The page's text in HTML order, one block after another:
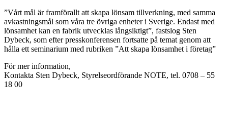
”Vårt mål är framförallt att skapa lönsam tillverkning, med samma
avkastningsmål som våra tre övriga enheter i Sverige. Endast med
lönsamhet kan en fabrik utvecklas långsiktigt”, fastslog Sten
Dybeck, som efter presskonferensen fortsatte på temat genom att
hålla ett seminarium med rubriken ”Att skapa lönsamhet i företag”
För mer information,
Kontakta Sten Dybeck, Styrelseordförande NOTE, tel. 0708 – 55
18 00